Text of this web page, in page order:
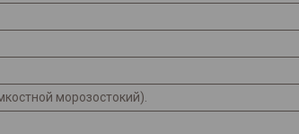
морозостокий).